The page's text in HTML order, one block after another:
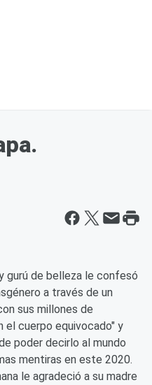
gurú de belleza le confesó
a través de un
sus millones de
el cuerpo equivocado" y
poder decirlo al mundo
mentiras en este 2020.
le agradeció a su madre